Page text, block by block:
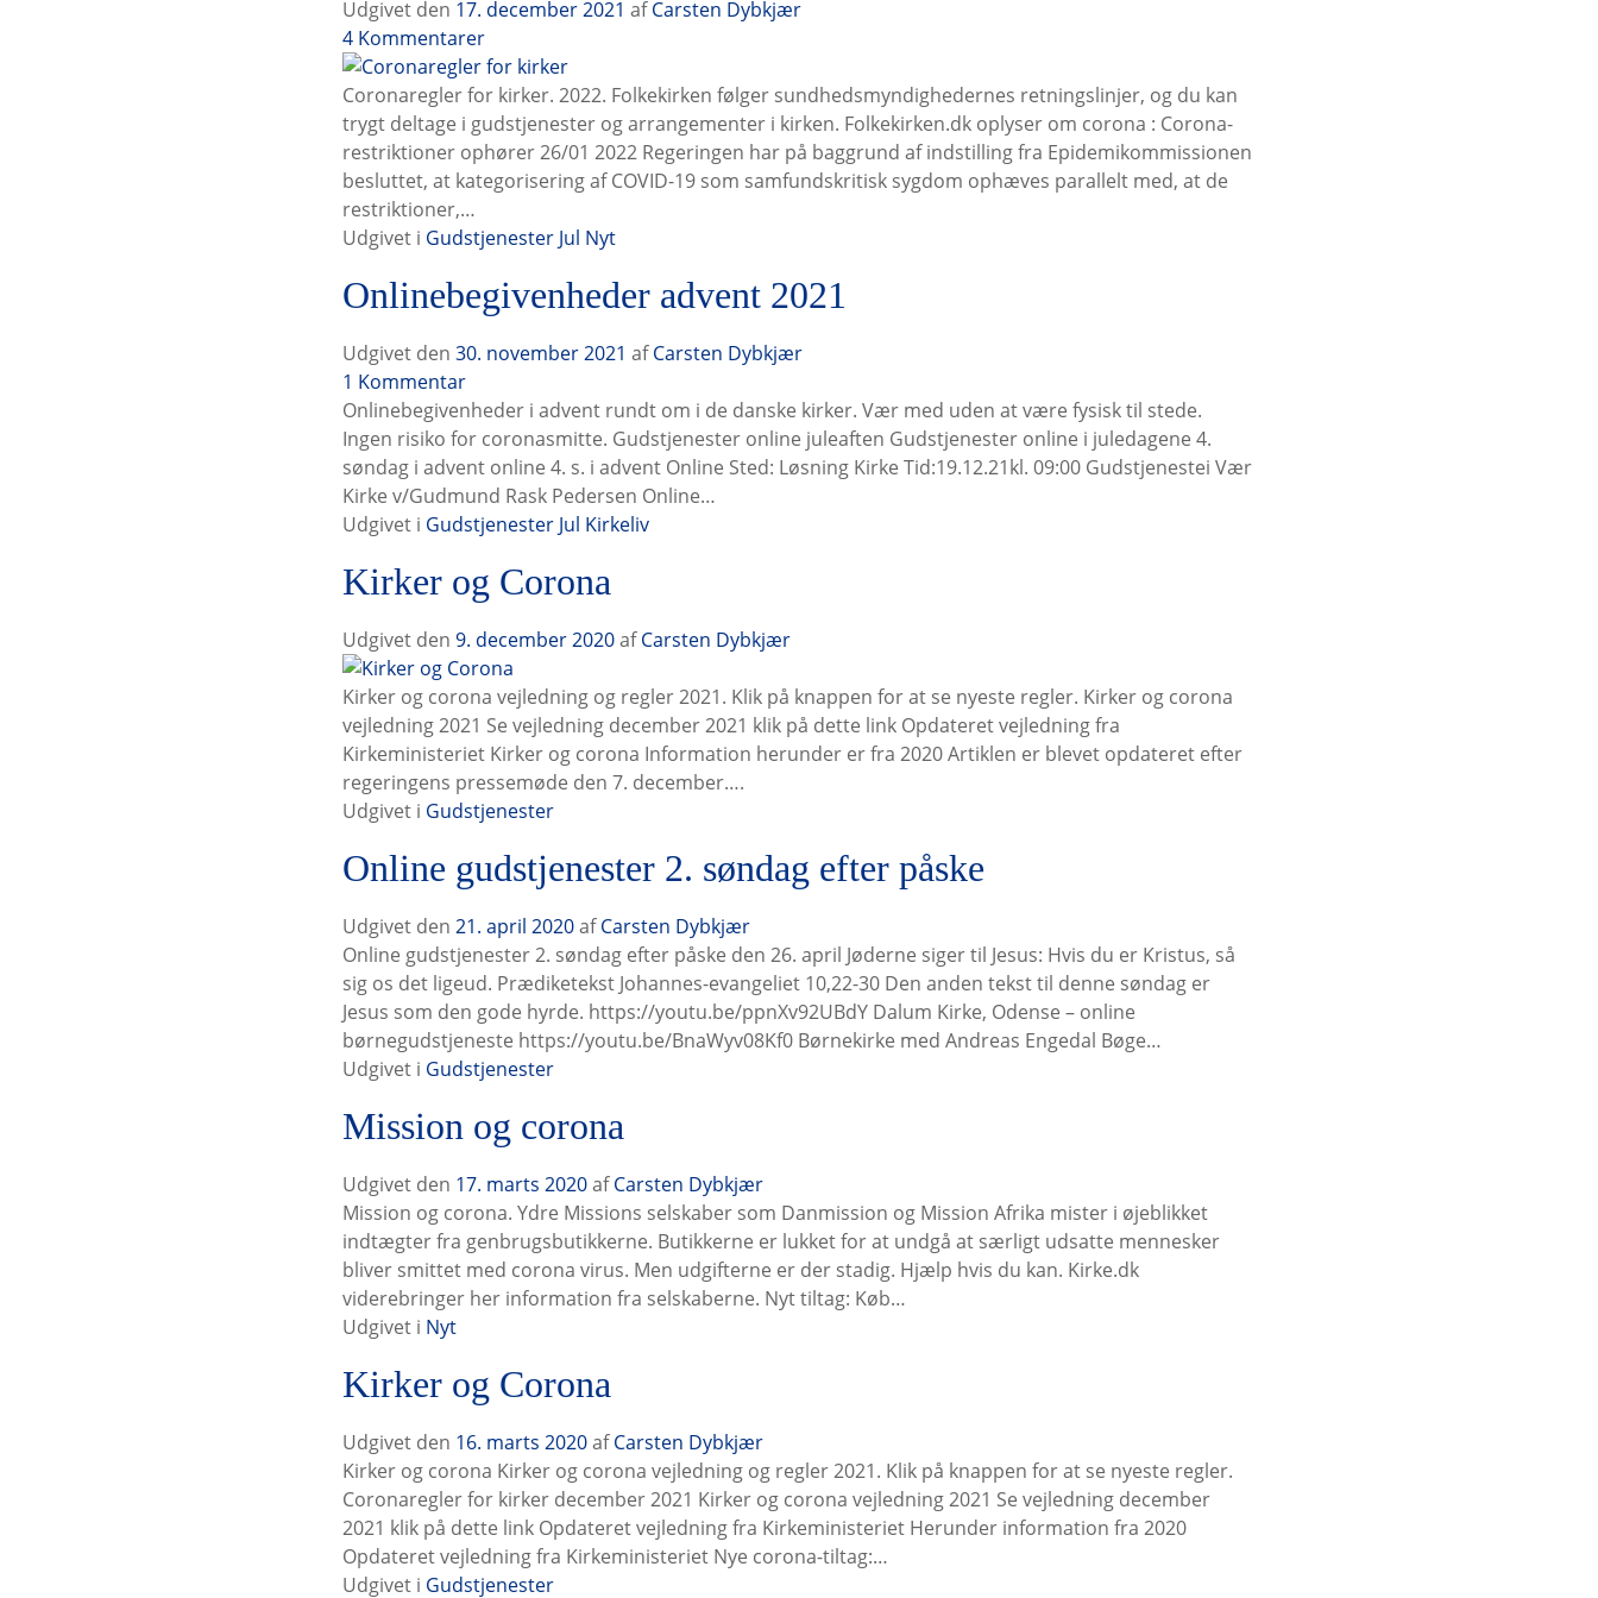
Udgivet den 17. december 2021 af Carsten Dybkjær
4 KommentarerC
o
r
o
n
a
e
l
e
r
o
r
k
i
r
e
r
t
i
l
Coronaregler for kirker. 2022. Folkekirken følger sundhedsmyndighedernes retningslinjer, og du kan
trygt deltage i gudstjenester og arrangementer i kirken. Folkekirken.dk oplyser om corona : Corona-
restriktioner ophører 26/01 2022 Regeringen har på baggrund af indstilling fra Epidemikommissionen
besluttet, at kategorisering af COVID-19 som samfundskritisk sygdom ophæves parallelt med, at de
restriktioner,…
Udgivet i Gudstjenester Jul Nyt
Onlinebegivenheder advent 2021
Udgivet den 30. november 2021 af Carsten Dybkjær
1 KommentarO
n
l
i
n
e
e
g
i
v
e
n
h
e
d
r
a
d
v
e
n
t
2
2
t
i
l
Onlinebegivenheder i advent rundt om i de danske kirker. Vær med uden at være fysisk til stede.
Ingen risiko for coronasmitte. Gudstjenester online juleaften Gudstjenester online i juledagene 4.
søndag i advent online 4. s. i advent Online Sted: Løsning Kirke Tid:19.12.21kl. 09:00 Gudstjenestei Vær
Kirke v/Gudmund Rask Pedersen Online…
Udgivet i Gudstjenester Jul Kirkeliv
Kirker og Corona
Udgivet den 9. december 2020af Carsten Dybkjær
Kirker og corona vejledning og regler 2021. Klik på knappen for at se nyeste regler. Kirker og corona
vejledning 2021 Se vejledning december 2021 klik på dette link Opdateret vejledning fra
Kirkeministeriet Kirker og corona Information herunder er fra 2020 Artiklen er blevet opdateret efter
regeringens pressemøde den 7. december….
Udgivet i Gudstjenester
Online gudstjenester 2. søndag efter påske
Udgivet den 21. april 2020af Carsten Dybkjær
Online gudstjenester 2. søndag efter påske den 26. april Jøderne siger til Jesus: Hvis du er Kristus, så
sig os det ligeud. Prædiketekst Johannes-evangeliet 10,22-30 Den anden tekst til denne søndag er
Jesus som den gode hyrde. https://youtu.be/ppnXv92UBdY Dalum Kirke, Odense – online
børnegudstjeneste https://youtu.be/BnaWyv08Kf0 Børnekirke med Andreas Engedal Bøge…
Udgivet i Gudstjenester
Mission og corona
Udgivet den 17. marts 2020af Carsten Dybkjær
Mission og corona. Ydre Missions selskaber som Danmission og Mission Afrika mister i øjeblikket
indtægter fra genbrugsbutikkerne. Butikkerne er lukket for at undgå at særligt udsatte mennesker
bliver smittet med corona virus. Men udgifterne er der stadig. Hjælp hvis du kan. Kirke.dk
viderebringer her information fra selskaberne. Nyt tiltag: Køb…
Udgivet i Nyt
Kirker og Corona
Udgivet den 16. marts 2020af Carsten Dybkjær
Kirker og corona Kirker og corona vejledning og regler 2021. Klik på knappen for at se nyeste regler.
Coronaregler for kirker december 2021 Kirker og corona vejledning 2021 Se vejledning december
2021 klik på dette link Opdateret vejledning fra Kirkeministeriet Herunder information fra 2020
Opdateret vejledning fra Kirkeministeriet Nye corona-tiltag:…
Udgivet i Gudstjenester